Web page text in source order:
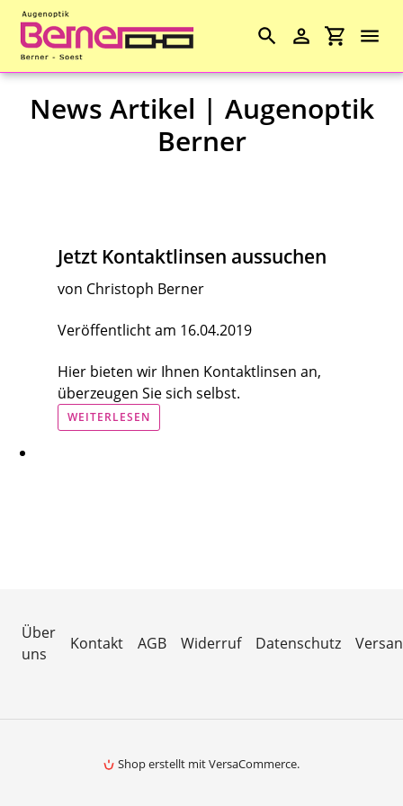
Direkt
Inhalt
SuchenEinloggen
Angebote
Lupen
Ferngläser
Thermometer
Wetterstation
News Artikel | Augenoptik
Berner
Jetzt Kontaktlinsen aussuchen
von Christoph Berner
Veröffentlicht am 16.04.2019
Hier bieten wir Ihnen Kontaktlinsen an,
überzeugen Sie sich selbst.
WEITERLESEN
Über
uns
Kontakt AGB Widerruf Datenschutz
Shop erstellt mit VersaCommerce.